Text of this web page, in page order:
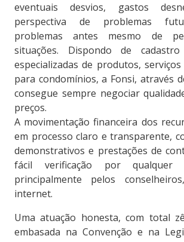
eventuais desvios, gastos
perspectiva de problemas
problemas antes mesmo de
situações. Dispondo de
especializadas de produtos,
para condomínios, a Fonsi, através
consegue sempre negociar
preços.
A movimentação financeira dos
em processo claro e transparente,
demonstrativos e prestações de
fácil verificação por qualquer
principalmente pelos
internet.
Uma atuação honesta, com total
embasada na Convenção e na